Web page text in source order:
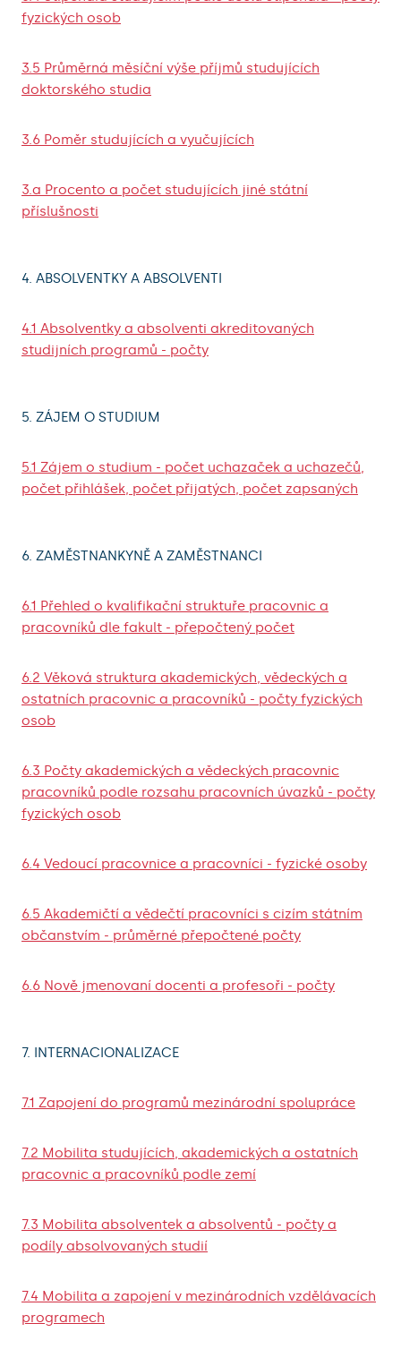
fyzických osob
3.5 Průměrná měsíční výše příjmů studujících
doktorského studia
3.6 Poměr studujících a vyučujících
3.a Procento a počet studujících jiné státní
příslušnosti
4. ABSOLVENTKY A ABSOLVENTI
4.1 Absolventky a absolventi akreditovaných
studijních programů - počty
5. ZÁJEM O STUDIUM
5.1 Zájem o studium - počet uchazaček a uchazečů,
počet přihlášek, počet přijatých, počet zapsaných
6. ZAMĚSTNANKYNĚ A ZAMĚSTNANCI
6.1 Přehled o kvalifikační struktuře pracovnic a
pracovníků dle fakult - přepočtený počet
6.2 Věková struktura akademických, vědeckých a
ostatních pracovnic a pracovníků - počty fyzických
osob
6.3 Počty akademických a vědeckých pracovnic
pracovníků podle rozsahu pracovních úvazků - počty
fyzických osob
6.4 Vedoucí pracovnice a pracovníci - fyzické osoby
6.5 Akademičtí a vědečtí pracovníci s cizím státním
občanstvím - průměrné přepočtené počty
6.6 Nově jmenovaní docenti a profesoři - počty
7. INTERNACIONALIZACE
7.1 Zapojení do programů mezinárodní spolupráce
7.2 Mobilita studujících, akademických a ostatních
pracovnic a pracovníků podle zemí
7.3 Mobilita absolventek a absolventů - počty a
podíly absolvovaných studií
7.4 Mobilita a zapojení v mezinárodních vzdělávacích
programech